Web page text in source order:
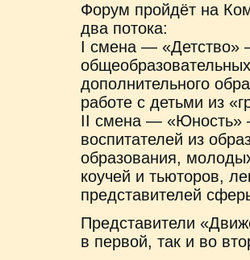
Форум пройдёт на
два потока:
I смена — «Детство»
дополнительного
работе с детьми из
II смена — «Юность»
воспитателей из
образования,
коучей и тьюторов,
представителей
Представители
в первой, так и во